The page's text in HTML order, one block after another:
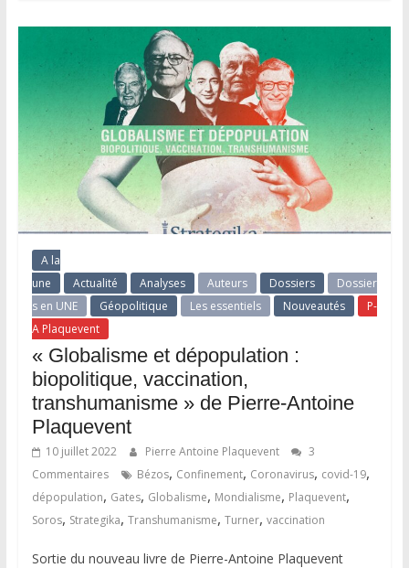
A la
une
Actualité Analyses Auteurs Dossiers
Dossier
s en UNE
Géopolitique Les essentiels Nouveautés
P-
A Plaquevent
« Globalisme et dépopulation :
biopolitique, vaccination,
transhumanisme » de Pierre-Antoine
Plaquevent
10 juillet 2022 Pierre Antoine Plaquevent
3
Commentaires
Bézos, Confinement, Coronavirus, covid-19,
dépopulation, Gates, Globalisme, Mondialisme, Plaquevent,
Soros, Strategika, Transhumanisme, Turner, vaccination
Sortie du nouveau livre de Pierre-Antoine Plaquevent